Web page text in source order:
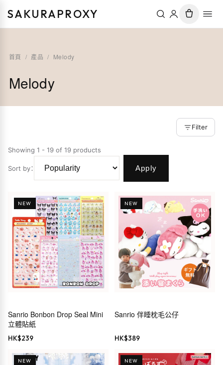
SAKURAPROXY
首頁 / 產品 / Melody
Melody
Filter
Showing 1 - 19 of 19 products
Sort by： Apply
NEW
Sanrio Bonbon Drop Seal Mini
立體貼紙
HK$239
NEW
Sanrio 伴睡枕毛公仔
HK$389
NEW NEW